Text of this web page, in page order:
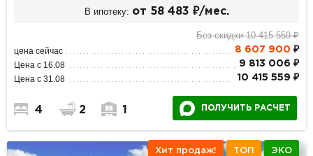
В ипотеку: от 58 483 ₽/мес.
Без скидки 10 415 559 ₽
цена сейчас 8 607 900 ₽
Цена с 16.08 9 813 006 ₽
Цена с 31.08 10 415 559 ₽
4 2 1 ПОЛУЧИТЬ РАСЧЕТ
Хит продаж! ТОП ЭКО